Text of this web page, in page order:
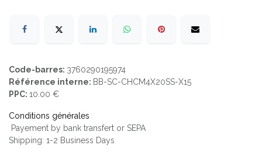
Code-barres: 3760290195974
Référence interne: BB-SC-CHCM4X20SS-X15
PPC: 10.00 €
Conditions générales
Payement by bank transfert or SEPA
Shipping: 1-2 Business Days